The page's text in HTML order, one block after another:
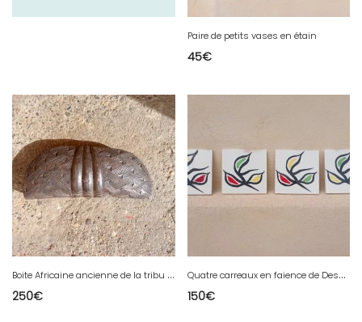
Paire de petits vases en étain
45€
B
oite Africaine ancienne de la tribu Kuba
250€
Q
uatre carreaux en faience de Desvres de Fourmaintraux style Roland Brice
150€